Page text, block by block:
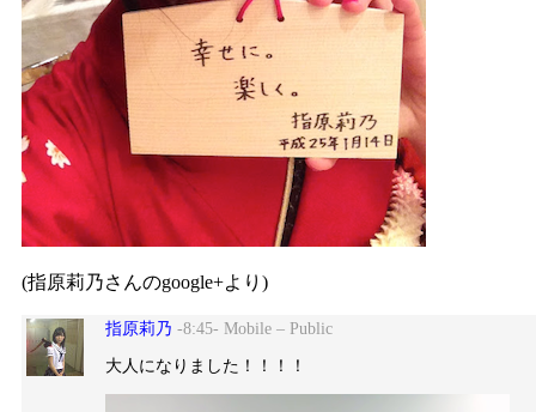
(指原莉乃さんのgoogle+より)
指原莉乃 -8:45- Mobile – Public
大人になりました！！！！